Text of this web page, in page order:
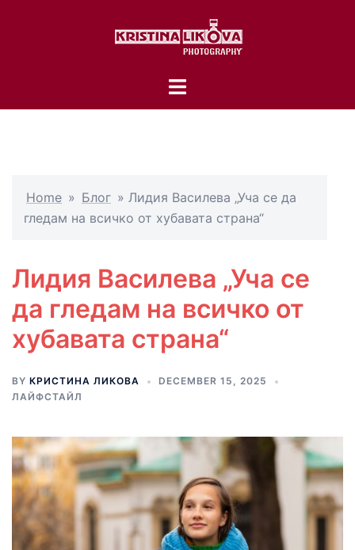
Toggle
Home » Блог » Лидия Василева „Уча се да
гледам на всичко от хубавата страна“
Лидия Василева „Уча се
да гледам на всичко от
хубавата страна“
BY КРИСТИНА ЛИКОВА
DECEMBER 15, 2025
ЛАЙФСТАЙЛ